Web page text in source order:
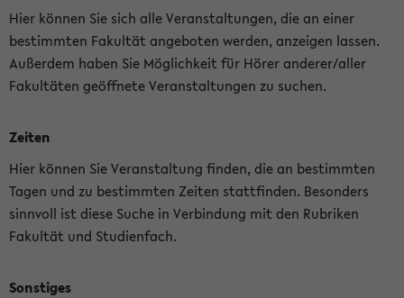
Hier können Sie sich alle Veranstaltungen, die an einer
bestimmten Fakultät angeboten werden, anzeigen lassen.
Außerdem haben Sie Möglichkeit für Hörer anderer/aller
Fakultäten geöffnete Veranstaltungen zu suchen.
Zeiten
Hier können Sie Veranstaltung finden, die an bestimmten
Tagen und zu bestimmten Zeiten stattfinden. Besonders
sinnvoll ist diese Suche in Verbindung mit den Rubriken
Fakultät und Studienfach.
Sonstiges